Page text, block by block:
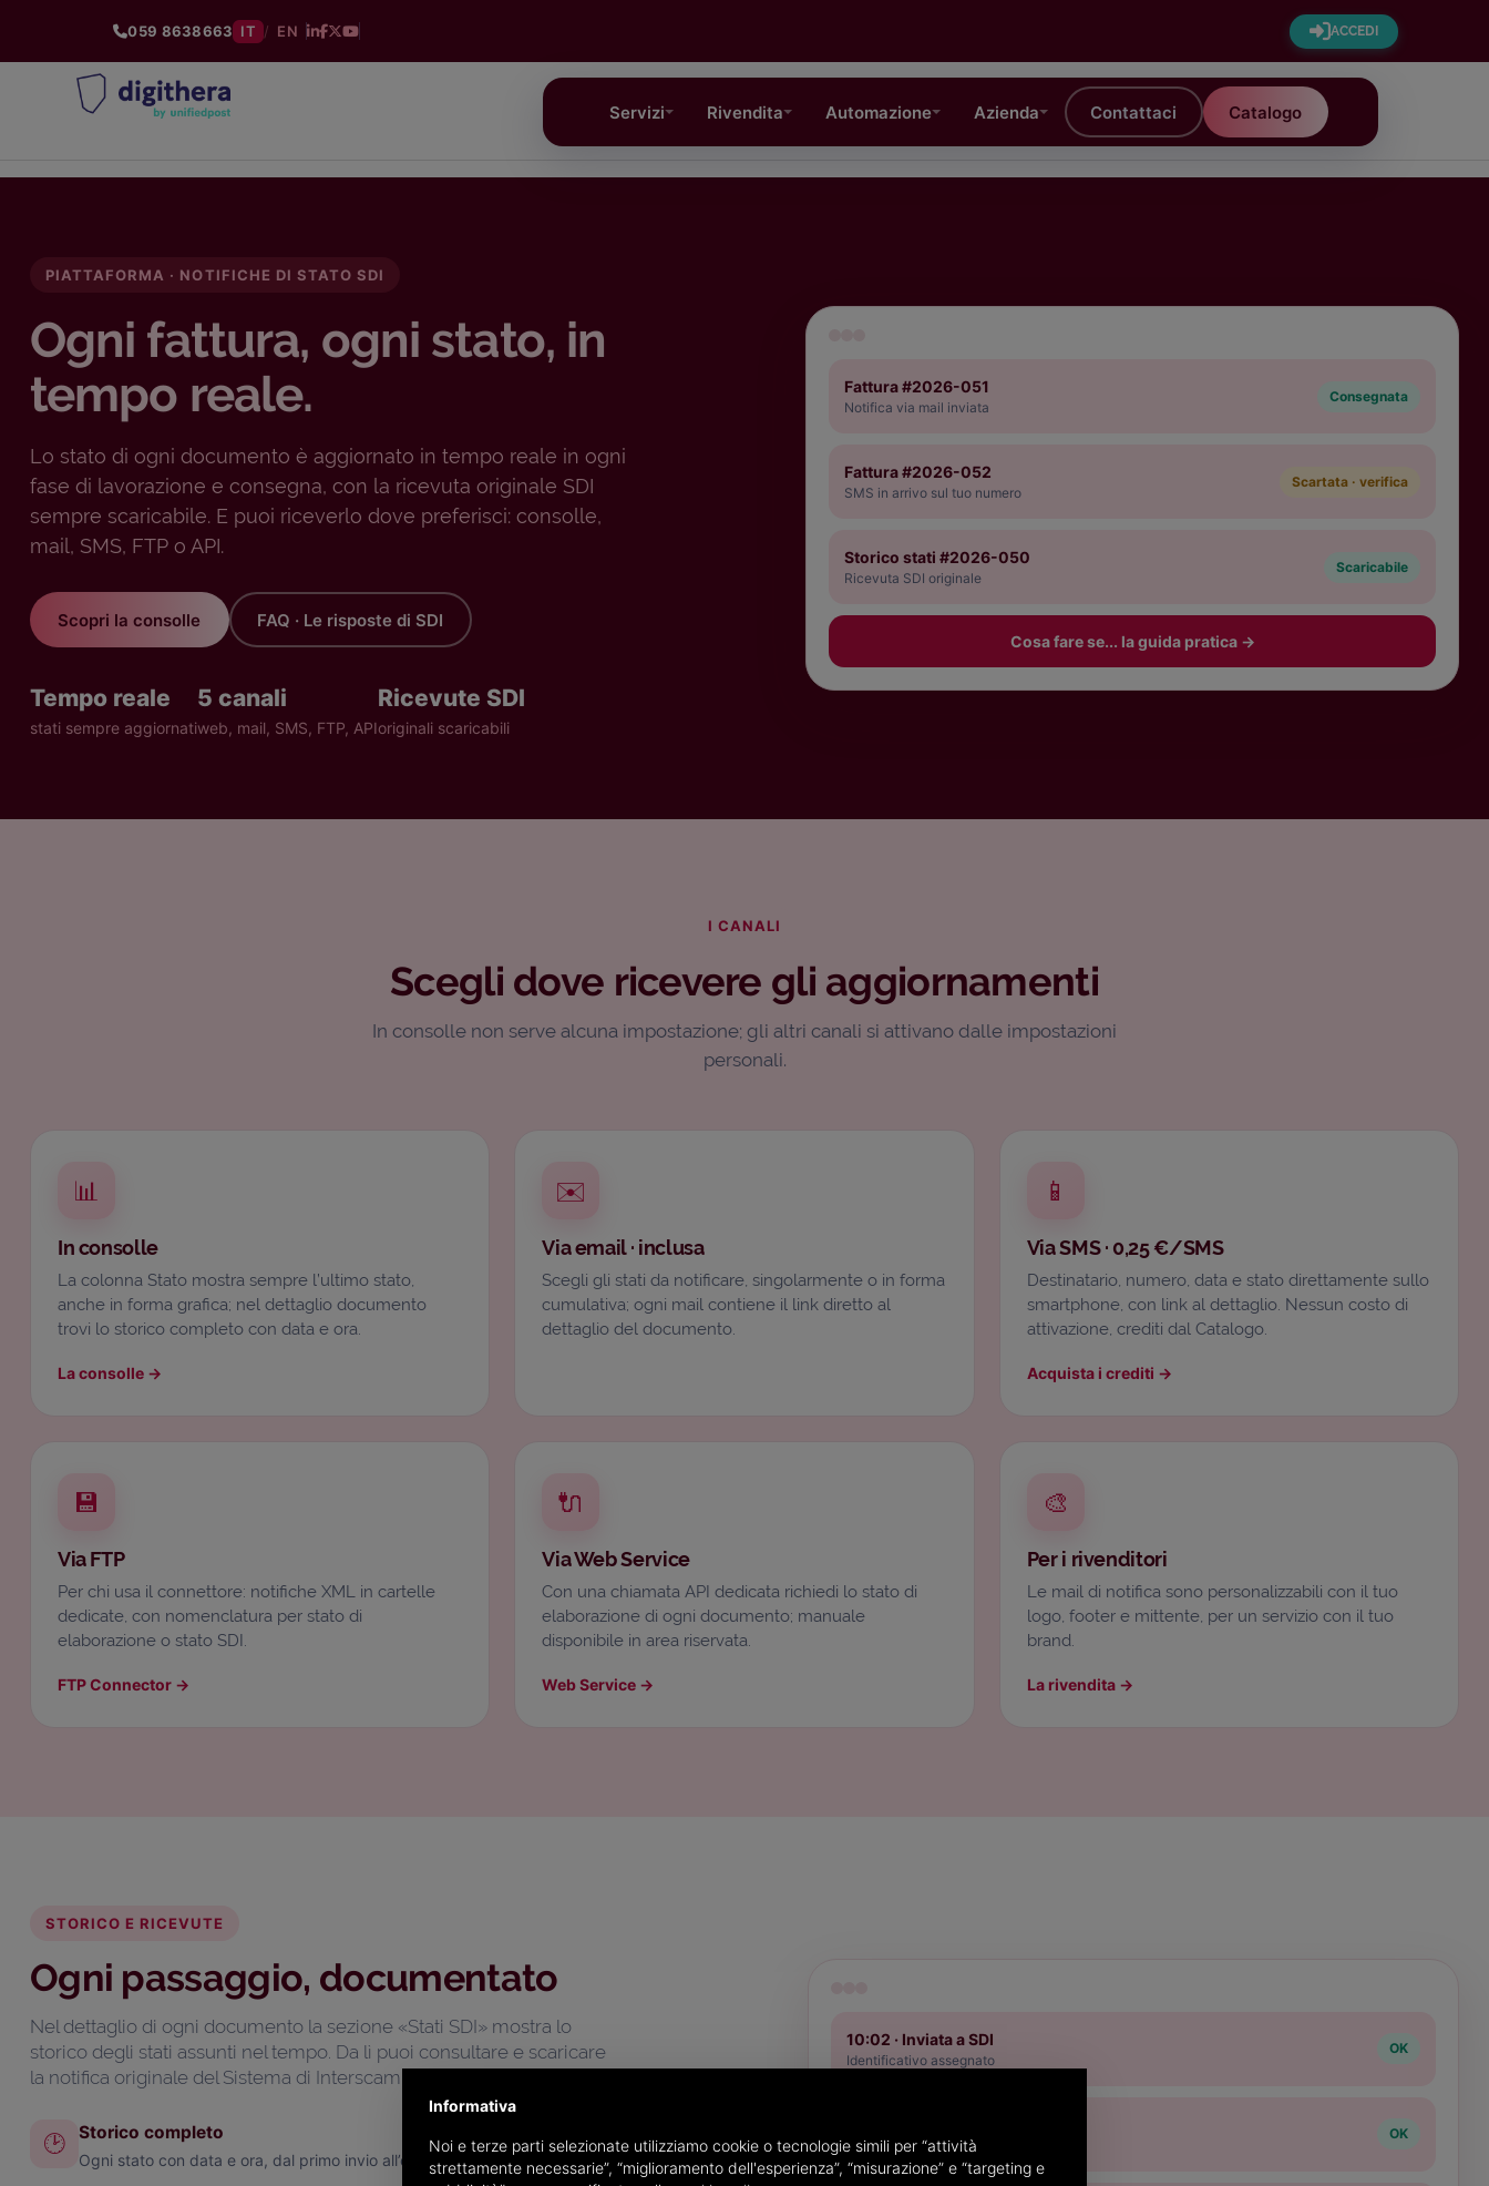
059 8638663 IT / EN ACCEDI
Servizi Rivendita Automazione Azienda Contattaci Catalogo
PIATTAFORMA · NOTIFICHE DI STATO SDI
Ogni fattura, ogni stato, in
tempo reale.
Lo stato di ogni documento è aggiornato in tempo reale in ogni
fase di lavorazione e consegna, con la ricevuta originale SDI
sempre scaricabile. E puoi riceverlo dove preferisci: consolle,
mail, SMS, FTP o API.
Scopri la consolle FAQ · Le risposte di SDI
Tempo reale
stati sempre aggiornati
5 canali
web, mail, SMS, FTP, API
Ricevute SDI
originali scaricabili
Fattura #2026-051
Notifica via mail inviata
Consegnata
Fattura #2026-052
SMS in arrivo sul tuo numero
Scartata · verifica
Storico stati #2026-050
Ricevuta SDI originale
Scaricabile
Cosa fare se... la guida pratica →
I CANALI
Scegli dove ricevere gli aggiornamenti
In consolle non serve alcuna impostazione; gli altri canali si attivano dalle impostazioni
personali.
📊
In consolle
La colonna Stato mostra sempre l’ultimo stato,
anche in forma grafica; nel dettaglio documento
trovi lo storico completo con data e ora.
La consolle →
✉️
Via email · inclusa
Scegli gli stati da notificare, singolarmente o in forma
cumulativa; ogni mail contiene il link diretto al
dettaglio del documento.
📱
Via SMS · 0,25 €/SMS
Destinatario, numero, data e stato direttamente sullo
smartphone, con link al dettaglio. Nessun costo di
attivazione, crediti dal Catalogo.
Acquista i crediti →
💾
Via FTP
Per chi usa il connettore: notifiche XML in cartelle
dedicate, con nomenclatura per stato di
elaborazione o stato SDI.
FTP Connector →
🔌
Via Web Service
Con una chiamata API dedicata richiedi lo stato di
elaborazione di ogni documento; manuale
disponibile in area riservata.
Web Service →
🎨
Per i rivenditori
Le mail di notifica sono personalizzabili con il tuo
logo, footer e mittente, per un servizio con il tuo
brand.
La rivendita →
STORICO E RICEVUTE
Ogni passaggio, documentato
Nel dettaglio di ogni documento la sezione «Stati SDI» mostra lo
storico degli stati assunti nel tempo. Da lì puoi consultare e scaricare
la notifica originale del Sistema di Interscambio.
🕑 Storico completo
Ogni stato con data e ora, dal primo invio all’esito definitivo.
10:02 · Inviata a SDI
Identificativo assegnato
OK
In consegna al destinatario
OK
Informativa
Noi e terze parti selezionate utilizziamo cookie o tecnologie simili per “attività
strettamente necessarie”, “miglioramento dell'esperienza”, “misurazione” e “targeting e